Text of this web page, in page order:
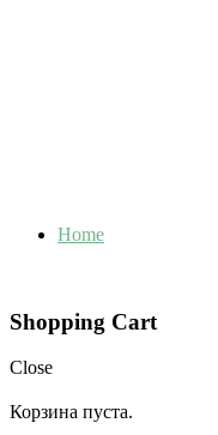
Home
Shopping Cart
Close
Корзина пуста.